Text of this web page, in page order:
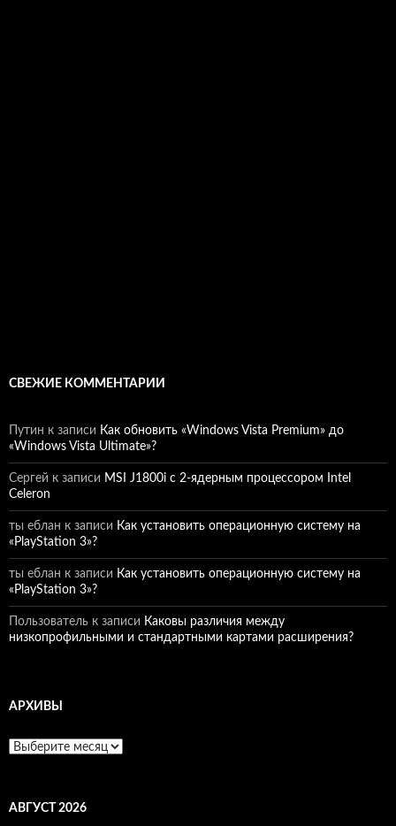
СВЕЖИЕ КОММЕНТАРИИ
Путин к записи Как обновить «Windows Vista Premium» до
«Windows Vista Ultimate»?
Сергей к записи MSI J1800i с 2-ядерным процессором Intel
Celeron
ты еблан к записи Как установить операционную систему на
«PlayStation 3»?
ты еблан к записи Как установить операционную систему на
«PlayStation 3»?
Пользователь к записи Каковы различия между
низкопрофильными и стандартными картами расширения?
АРХИВЫ
Архивы
АВГУСТ 2026